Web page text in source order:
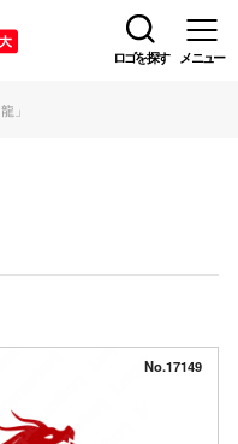
ロゴを探す メニュー
」
No.17149